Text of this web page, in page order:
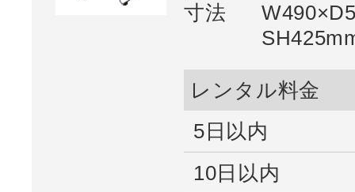
寸法
レンタル料金
5日以内
10日以内